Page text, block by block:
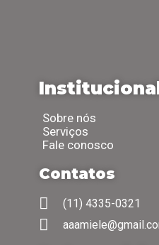
Sobre nós
Serviços
Fale conosco
Contatos
(11) 4335-0321